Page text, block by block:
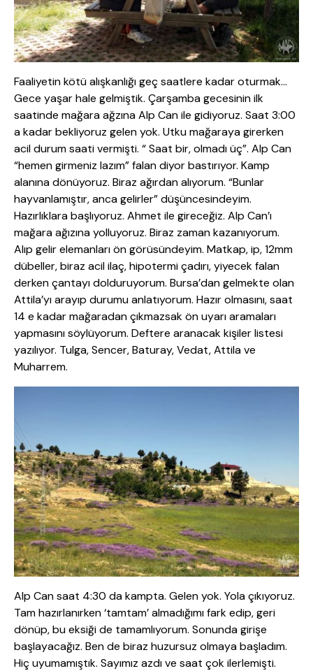
Faaliyetin kötü alışkanlığı geç saatlere kadar oturmak…
Gece yaşar hale gelmiştik. Çarşamba gecesinin ilk
saatinde mağara ağzına Alp Can ile gidiyoruz. Saat 3:00
a kadar bekliyoruz gelen yok. Utku mağaraya girerken
acil durum saati vermişti. “ Saat bir, olmadı üç”. Alp Can
“hemen girmeniz lazım” falan diyor bastırıyor. Kamp
alanına dönüyoruz. Biraz ağırdan alıyorum. “Bunlar
hayvanlamıştır, anca gelirler” düşüncesindeyim.
Hazırlıklara başlıyoruz. Ahmet ile gireceğiz. Alp Can’ı
mağara ağızına yolluyoruz. Biraz zaman kazanıyorum.
Alıp gelir elemanları ön görüsündeyim. Matkap, ip, 12mm
dübeller, biraz acil ilaç, hipotermi çadırı, yiyecek falan
derken çantayı dolduruyorum. Bursa’dan gelmekte olan
Attila’yı arayıp durumu anlatıyorum. Hazır olmasını, saat
14 e kadar mağaradan çıkmazsak ön uyarı aramaları
yapmasını söylüyorum. Deftere aranacak kişiler listesi
yazılıyor. Tulga, Sencer, Baturay, Vedat, Attila ve
Muharrem.
Alp Can saat 4:30 da kampta. Gelen yok. Yola çıkıyoruz.
Tam hazırlanırken ‘tamtam’ almadığımı fark edip, geri
dönüp, bu eksiği de tamamlıyorum. Sonunda girişe
başlayacağız. Ben de biraz huzursuz olmaya başladım.
Hiç uyumamıştık. Sayımız azdı ve saat çok ilerlemişti.